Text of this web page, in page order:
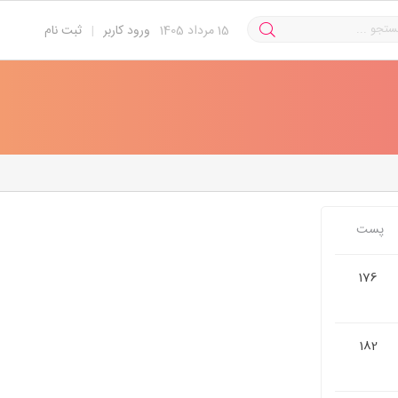
ثبت نام | ورود کاربر 15مرداد 1405
پست
176
182